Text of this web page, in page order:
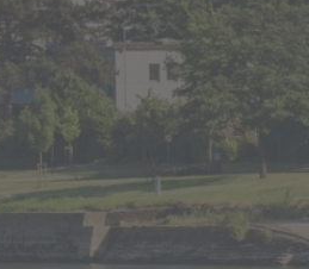
zeitlichen Abständen
um unsere Dienste und
Diese Daten verwenden wir
von Besucherzahlen oder
auf unsere Seitenbesucher
die Bedienung unserer Seiten
beispielsweise Suchergebnisse,
Einstellungen temporär
bei einem erneuten Besuch der
stellen.